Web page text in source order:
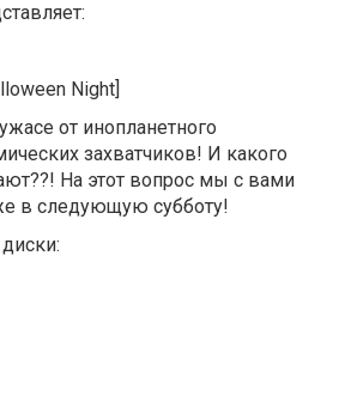
Night]
от инопланетного
захватчиков! И какого
На этот вопрос мы с вами
в следующую субботу!